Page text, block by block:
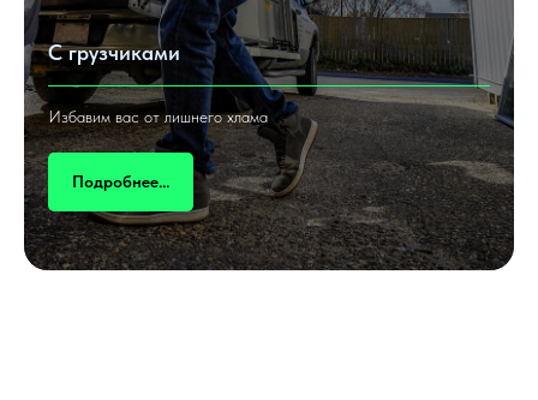
С грузчиками
Избавим вас от лишнего хлама
Подробнее...